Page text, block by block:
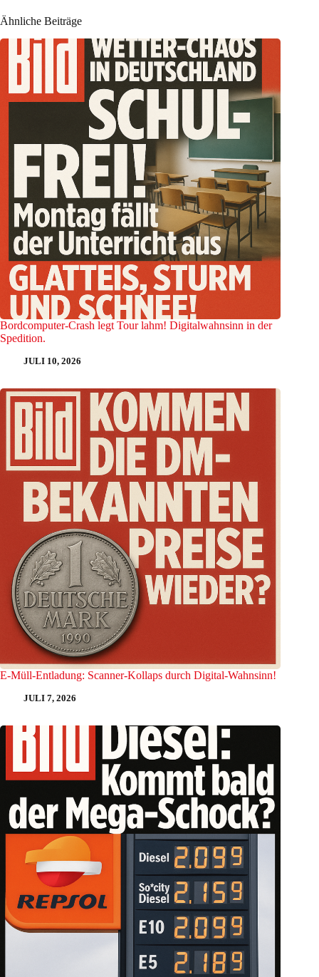
Ähnliche Beiträge
Bordcomputer-Crash legt Tour lahm! Digitalwahnsinn in der
Spedition.
JULI 10, 2026
E-Müll-Entladung: Scanner-Kollaps durch Digital-Wahnsinn!
JULI 7, 2026